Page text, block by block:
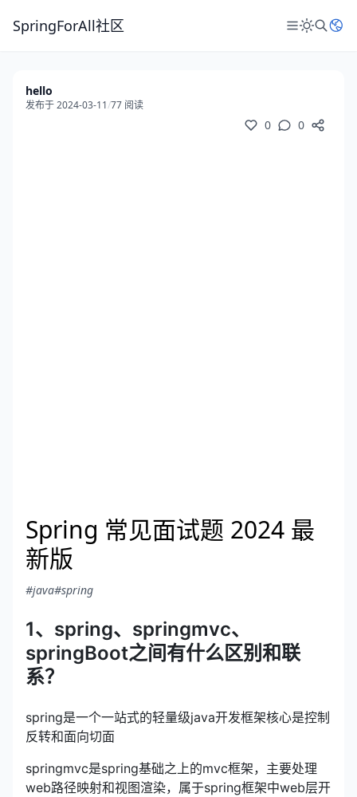
SpringForAll社区
hello
发布于 2024-03-11/77 阅读
0 0
Spring 常见面试题 2024 最
新版
#java#spring
1、spring、springmvc、
springBoot之间有什么区别和联
系？
spring是一个一站式的轻量级java开发框架核心是控制
反转和面向切面
springmvc是spring基础之上的mvc框架，主要处理
web路径映射和视图渲染，属于spring框架中web层开